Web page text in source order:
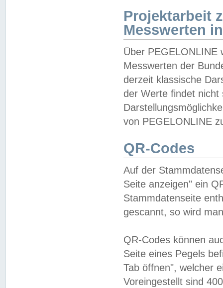
Projektarbeit
Messwerten
Über PEGELONLINE
Messwerten der
derzeit klassische
der Werte findet
von PEGELONLINE
QR-Codes
Auf der
Seite anzeigen" ein
Stammdatenseite
gescannt, so wird
QR-Codes können
Seite eines Pegels
Tab öffnen", welcher
Voreingestellt sind